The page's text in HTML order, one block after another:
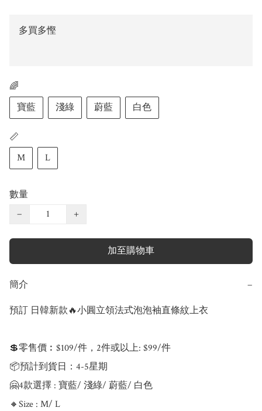
多買多慳
🌈
寶藍
淺綠 蔚藍 白色
📏
M
L
數量
−
+
加至購物車
簡介 −
預訂 日韓新款🔥小圓立領法式泡泡袖直條紋上衣
💲零售價︰$109/件，2件或以上: $99/件
📦預計到貨日：4-5星期
🤗4款選擇 : 寶藍/ 淺綠/ 蔚藍/ 白色
🔸Size : M/ L